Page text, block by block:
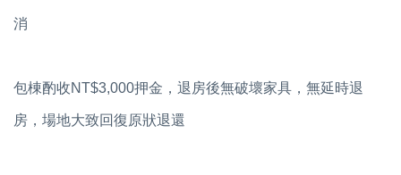
消
包棟酌收NT$3,000押金，退房後無破壞家具，無延時退
房，場地大致回復原狀退還